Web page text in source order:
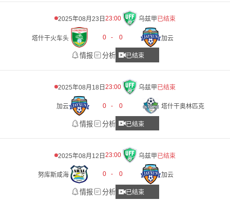
2025年08月23日 23:00 乌兹甲已结束
塔什干火车头 0 - 0 加云
情报 分析 已结束
2025年08月18日 23:00 乌兹甲已结束
加云 0 - 0 塔什干奥林匹克
情报 分析 已结束
2025年08月12日 23:00 乌兹甲已结束
努库斯咸海 0 - 0 加云
情报 分析 已结束